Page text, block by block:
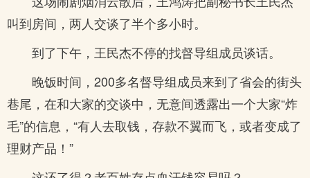
叫到房间，两人交谈了半个多小时。
到了下午，王民杰不停的找督导组成员谈话。
晚饭时间，200多名督导组成员来到了省会的街头
巷尾，在和大家的交谈中，无意间透露出一个大家“炸
毛”的信息，“有人去取钱，存款不翼而飞，或者变成了
理财产品！”